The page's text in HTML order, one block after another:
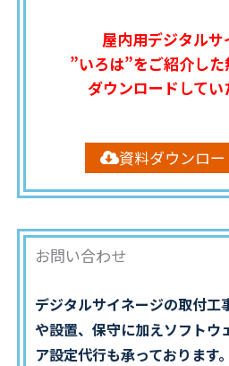
屋内用デジタルサ
”いろは”をご紹介し
ダウンロードしてい
資料ダウンロ
お問い合わせ
デジタルサイネージの取付工
や設置、保守に加えソフトウ
ア設定代行も承っております。